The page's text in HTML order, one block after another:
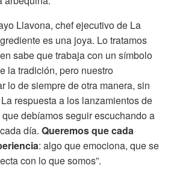
Llavona, chef ejecutivo de La
es una joya. Lo tratamos
sabe que trabaja con un símbolo
la tradición, pero nuestro
lo de siempre de otra manera, sin
respuesta a los lanzamientos de
debíamos seguir escuchando a
día. Queremos que cada
: algo que emociona, que se
con lo que somos”.